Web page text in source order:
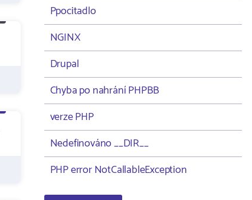
Ppocitadlo
NGINX
Drupal
Chyba po nahrání PHPBB
verze PHP
Nedefinováno __DIR__
PHP error NotCallableException